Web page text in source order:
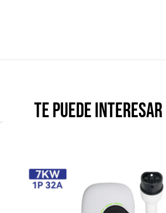
Te puede interesar